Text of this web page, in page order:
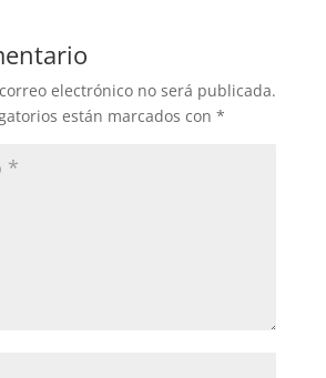
electrónico no será publicada.
están marcados con *